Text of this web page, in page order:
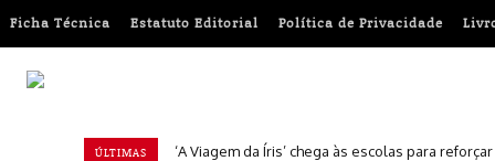
Ficha Técnica Estatuto Editorial Política de Privacidade
ÚLTIMAS ‘A Viagem da Íris’ chega às escolas para